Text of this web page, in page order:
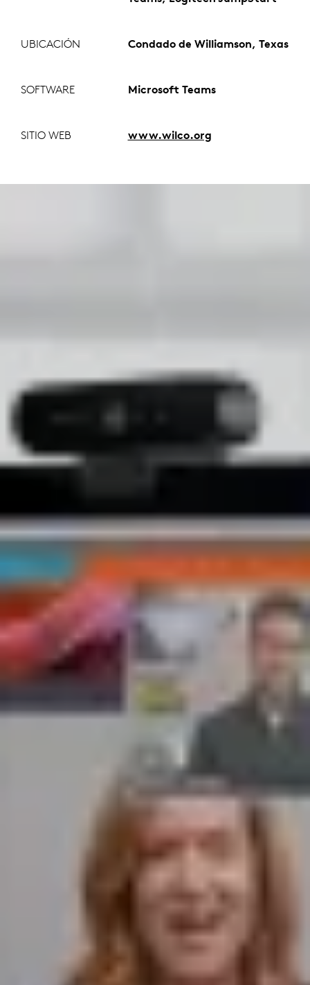
UBICACIÓN Condado de Williamson, Texas
SOFTWARE Microsoft Teams
SITIO WEB www.wilco.org